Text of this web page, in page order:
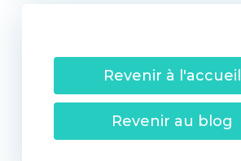
Revenir à l'accueil
Revenir au blog